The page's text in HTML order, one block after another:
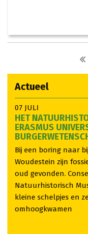
Actueel
07 JULI
HET
ERASMUS
Bij een boring naar
Woudestein zijn
oud gevonden.
Natuurhistorisch
kleine schelpjes en
omhoogkwamen